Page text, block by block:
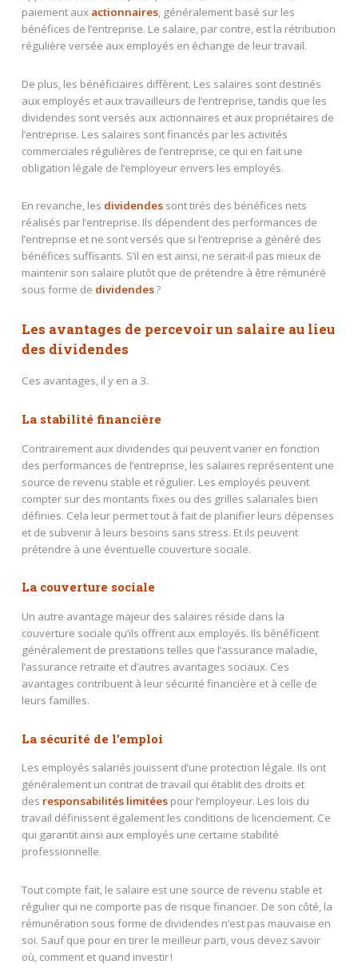
paiement aux actionnaires, généralement basé sur les
bénéfices de l’entreprise. Le salaire, par contre, est la rétribution
régulière versée aux employés en échange de leur travail.
De plus, les bénéficiaires diffèrent. Les salaires sont destinés
aux employés et aux travailleurs de l’entreprise, tandis que les
dividendes sont versés aux actionnaires et aux propriétaires de
l’entreprise. Les salaires sont financés par les activités
commerciales régulières de l’entreprise, ce qui en fait une
obligation légale de l’employeur envers les employés.
En revanche, les dividendessont tirés des bénéfices nets
réalisés par l’entreprise. Ils dépendent des performances de
l’entreprise et ne sont versés que si l’entreprise a généré des
bénéfices suffisants. S’il en est ainsi, ne serait-il pas mieux de
maintenir son salaire plutôt que de prétendre à être rémunéré
sous forme de dividendes?
Les avantages de percevoir un salaire au lieu
des dividendes
Ces avantages, il y en a 3.
La stabilité financière
Contrairement aux dividendes qui peuvent varier en fonction
des performances de l’entreprise, les salaires représentent une
source de revenu stable et régulier. Les employés peuvent
compter sur des montants fixes ou des grilles salariales bien
définies. Cela leur permet tout à fait de planifier leurs dépenses
et de subvenir à leurs besoins sans stress. Et ils peuvent
prétendre à une éventuelle couverture sociale.
La couverture sociale
Un autre avantage majeur des salaires réside dans la
couverture sociale qu’ils offrent aux employés. Ils bénéficient
généralement de prestations telles que l’assurance maladie,
l’assurance retraite et d’autres avantages sociaux. Ces
avantages contribuent à leur sécurité financière et à celle de
leurs familles.
La sécurité de l’emploi
Les employés salariés jouissent d’une protection légale. Ils ont
généralement un contrat de travail qui établit des droits et
des responsabilités limitéespour l’employeur. Les lois du
travail définissent également les conditions de licenciement. Ce
qui garantit ainsi aux employés une certaine stabilité
professionnelle.
Tout compte fait, le salaire est une source de revenu stable et
régulier qui ne comporte pas de risque financier. De son côté, la
rémunération sous forme de dividendes n’est pas mauvaise en
soi. Sauf que pour en tirer le meilleur parti, vous devez savoir
où, comment et quand investir !